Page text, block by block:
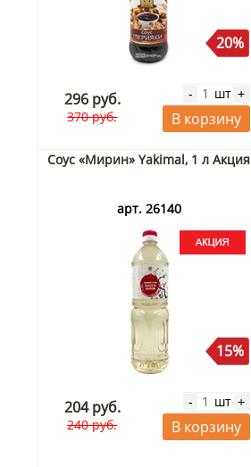
20%
296 руб.
370 руб.
- шт +
В корзину
Соус «Мирин» Yakimal, 1 л Акция
арт. 26140
15%
204 руб.
240 руб.
- шт +
В корзину